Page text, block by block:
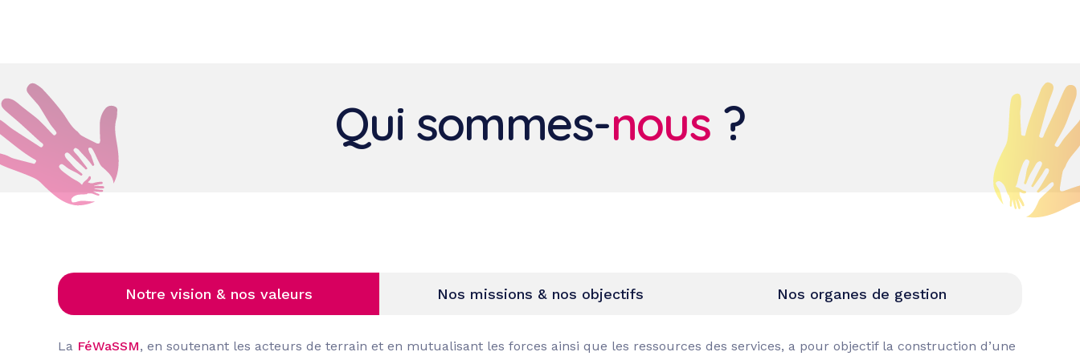
Qui sommes-nous ?
Notre vision & nos valeurs Nos missions & nos objectifs Nos organes de gestion
La FéWaSSM, en soutenant les acteurs de terrain et en mutualisant les forces ainsi que les ressources des services, a pour objectif la construction d’une